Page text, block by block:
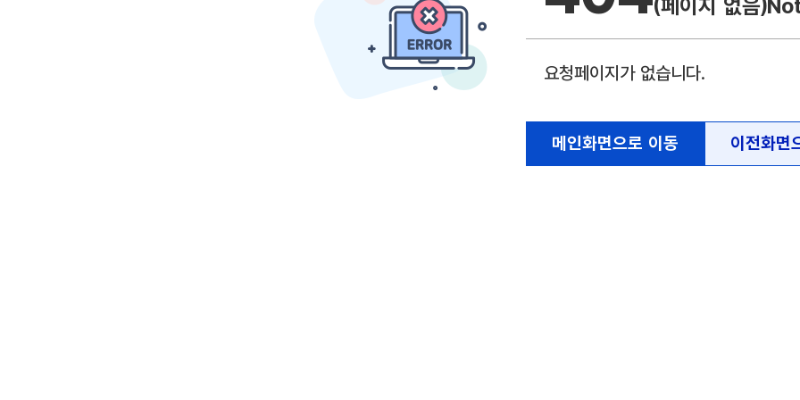
(페이지 없음)
요청페이지가 없습니다.
메인화면으로 이동 이전화면